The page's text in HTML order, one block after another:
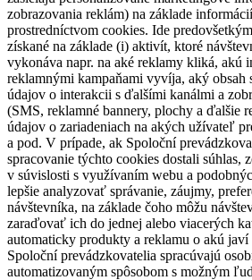
zobrazovania reklám) na základe
prostredníctvom cookies. Ide
získané na základe (i) aktivít, ktoré
vykonáva napr. na aké reklamy kliká, akú
reklamnými kampaňami vyvíja, aký obsah
údajov o interakcii s ďalšími kanálmi a
(SMS, reklamné bannery, plochy a ďalšie
údajov o zariadeniach na akých užívateľ
a pod. V prípade, ak Spoloční
spracovanie týchto cookies dostali súhlas,
v súvislosti s využívaním webu a
lepšie analyzovať správanie, záujmy,
návštevníka, na základe čoho môžu
zaraďovať ich do jednej alebo viacerých
automaticky produkty a reklamu o akú
Spoloční prevádzkovatelia spracúvajú
automatizovaným spôsobom s možným